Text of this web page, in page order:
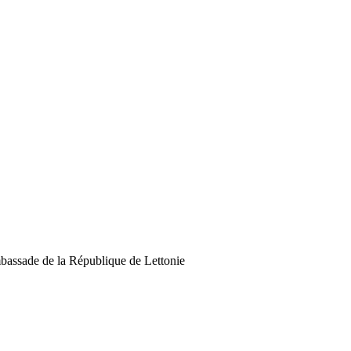
de la République de Lettonie